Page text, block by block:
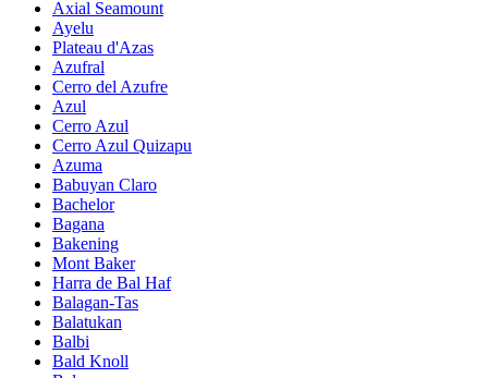
Axial Seamount
Ayelu
Plateau d'Azas
Azufral
Cerro del Azufre
Azul
Cerro Azul
Cerro Azul Quizapu
Azuma
Babuyan Claro
Bachelor
Bagana
Bakening
Mont Baker
Harra de Bal Haf
Balagan-Tas
Balatukan
Balbi
Bald Knoll